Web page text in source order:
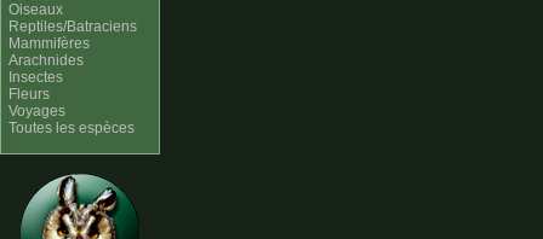
Oiseaux
Reptiles/Batraciens
Mammifères
Arachnides
Insectes
Fleurs
Voyages
Toutes les espèces